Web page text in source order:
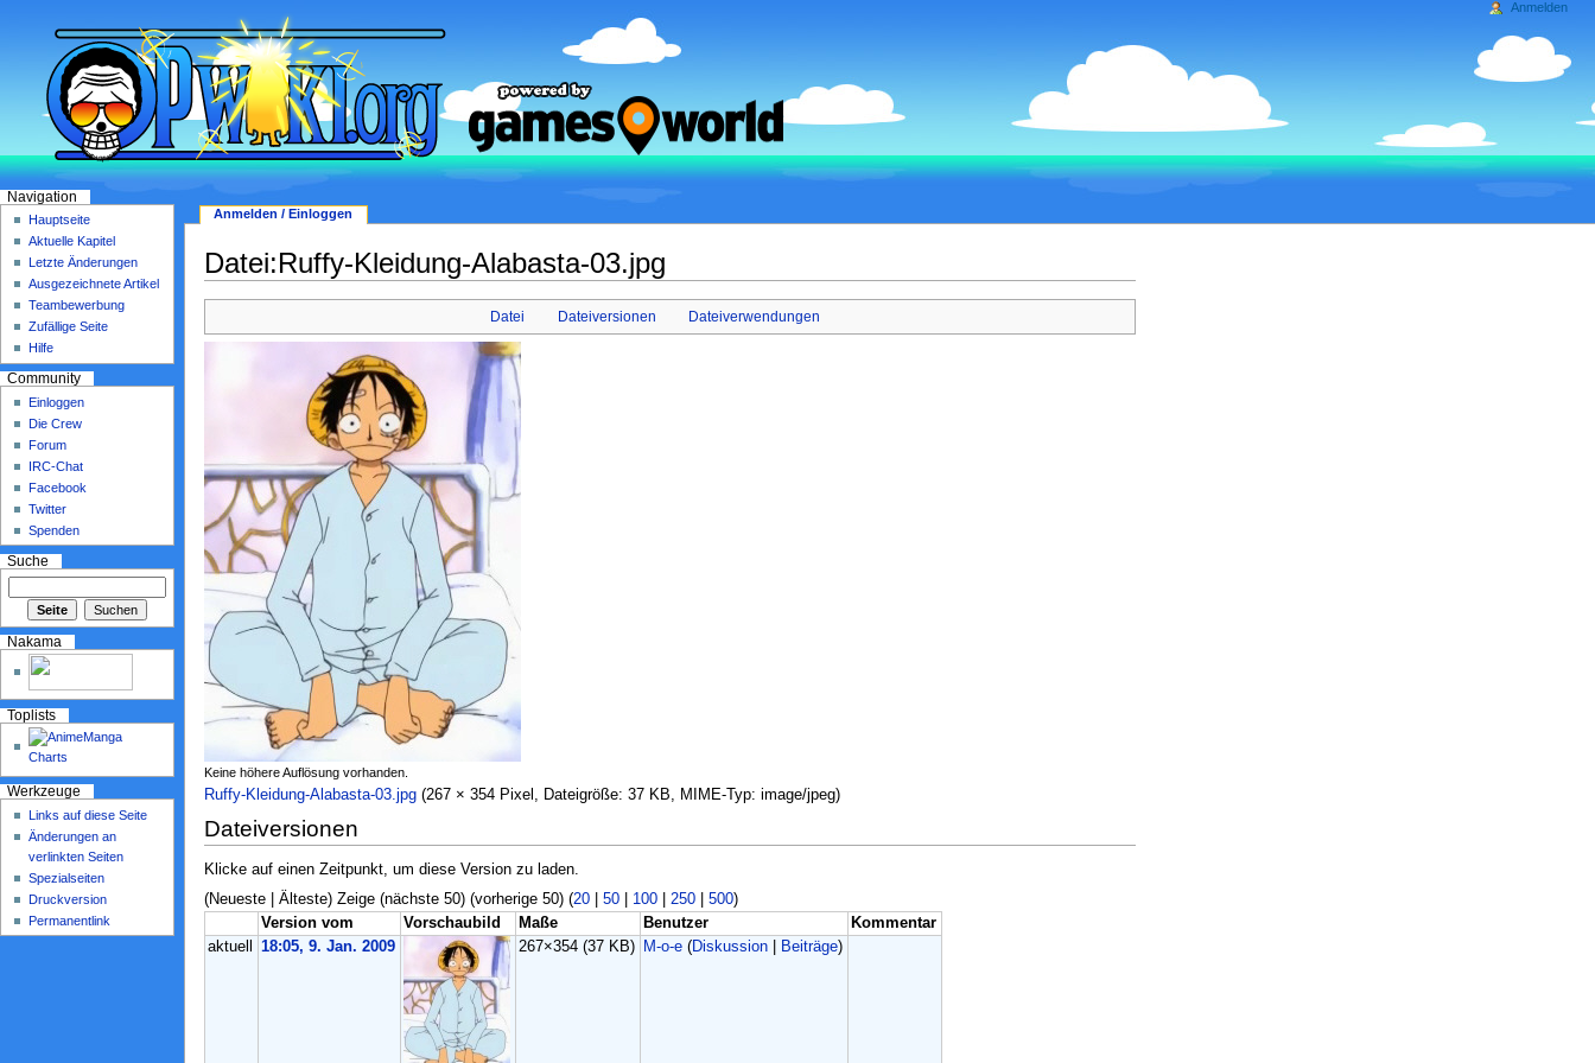
Datei:Ruffy-Kleidung-Alabasta-03.jpg
Datei Dateiversionen Dateiverwendungen
Keine höhere Auflösung vorhanden.
Ruffy-Kleidung-Alabasta-03.jpg‎ (267 × 354 Pixel, Dateigröße: 37 KB, MIME-Typ: image/jpeg)
Dateiversionen
Klicke auf einen Zeitpunkt, um diese Version zu laden.
(Neueste | Älteste) Zeige (nächste 50) (vorherige 50) (20| 50| 100| 250| 500)
Version vom
Vorschaubild Maße Benutzer
Kommentar
aktuell
18:05, 9. Jan. 2009 267×354(37 KB) M-o-e (Diskussion Beiträge)
Anmelden / Einloggen
Anmelden
Navigation
Hauptseite
Aktuelle Kapitel
Letzte Änderungen
Ausgezeichnete Artikel
Teambewerbung
Zufällige Seite
Hilfe
Community
Einloggen
Die Crew
Forum
IRC-Chat
Facebook
Twitter
Spenden
Suche
Nakama
Toplists
Werkzeuge
Links auf diese Seite
Änderungen an
verlinkten Seiten
Spezialseiten
Druckversion
Permanentlink